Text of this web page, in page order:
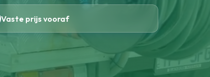
Vaste prijs vooraf